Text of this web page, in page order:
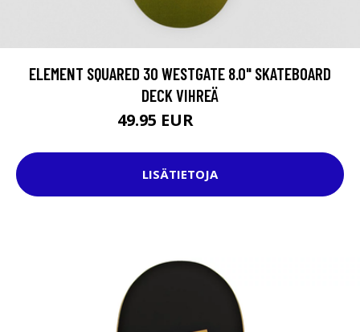
ELEMENT SQUARED 30 WESTGATE 8.0" SKATEBOARD
DECK VIHREÄ
49.95 EUR
LISÄTIETOJA